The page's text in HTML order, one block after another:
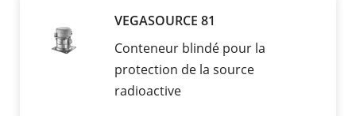
VEGASOURCE 81
Conteneur blindé pour la
protection de la source
radioactive